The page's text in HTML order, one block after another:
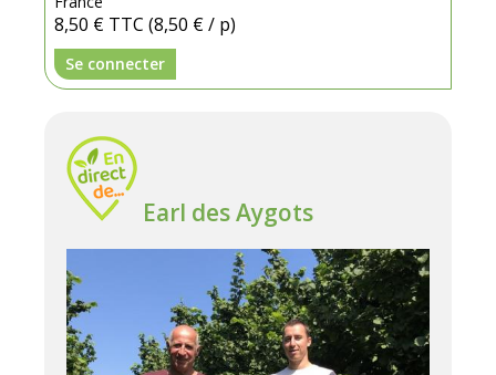
8,50 € TTC (8,50 € / p)
Se connecter
Earl des Aygots